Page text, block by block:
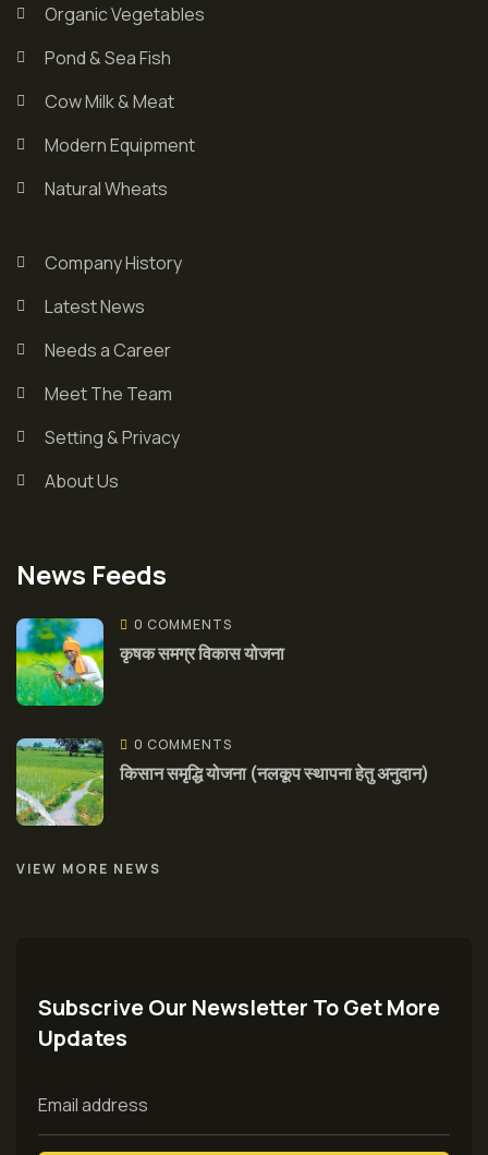
Organic Vegetables
Pond & Sea Fish
Cow Milk & Meat
Modern Equipment
Natural Wheats
Company History
Latest News
Needs a Career
Meet The Team
Setting & Privacy
About Us
News Feeds
0 COMMENTS
कृषक समग्र विकास योजना
0 COMMENTS
किसान समृद्धि योजना (नलकूप स्थापना हेतु अनुदान)
VIEW MORE NEWS
Subscrive Our Newsletter To Get More
Updates